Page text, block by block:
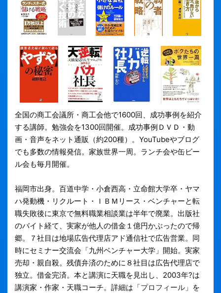
全国の商工会議所・商工会他で1600回、成功事例を紹介
する講師。勉強会を1300回開催。成功事例ＤＶＤ・動
画・音声をネット通販（約200種）。YouTubeやブログ
でも多数の情報発信。家族世界一周。ランチ会や缶ビー
ル会も毎月開催。
福岡市出身。百道中学・小倉西高・立命館大学卒・ヤマ
ハ発動機・リクルート・ＩＢＭリース・ベンチャーと転
職失敗後に東京で無料職業相談業は半年で廃業。出版社
のバイト経て、実家が他人の借金１億円かぶったので帰
郷。７社目は地場広告代理店アド通信社で広告営業。同
時にセミナー交流会「九州ベンチャー大学」開始。実家
売却・親自殺。残債弁済のために８社目は広告代理店で
独立。借金完済。本と講演に天職を見出し、2003年?は
講演家・作家・天職コーチ。詳細は「プロフィール 」を